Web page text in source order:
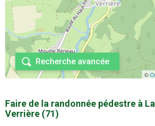
©
Recherche avancée
Faire de la randonnée pédestre à
Verrière (71)